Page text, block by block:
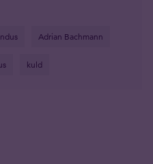
Adrian Bachmann
kuld